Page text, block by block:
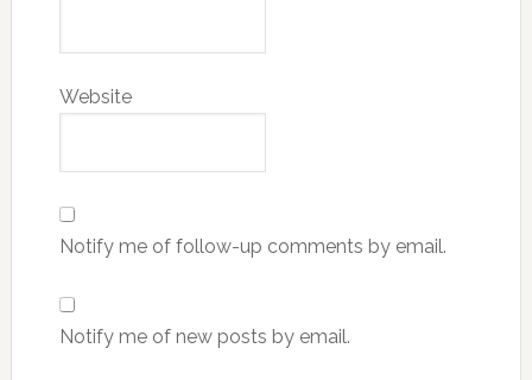
Website
Notify me of follow-up comments by email.
Notify me of new posts by email.